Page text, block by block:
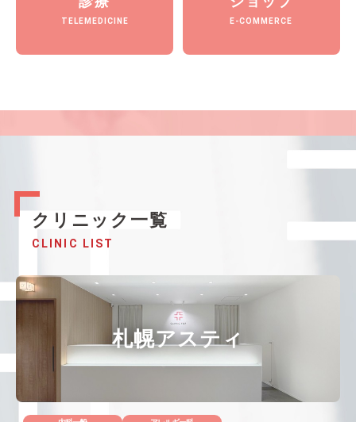
TELEMEDICINE E-COMMERCE
クリニック一覧
CLINIC LIST
札幌アスティ